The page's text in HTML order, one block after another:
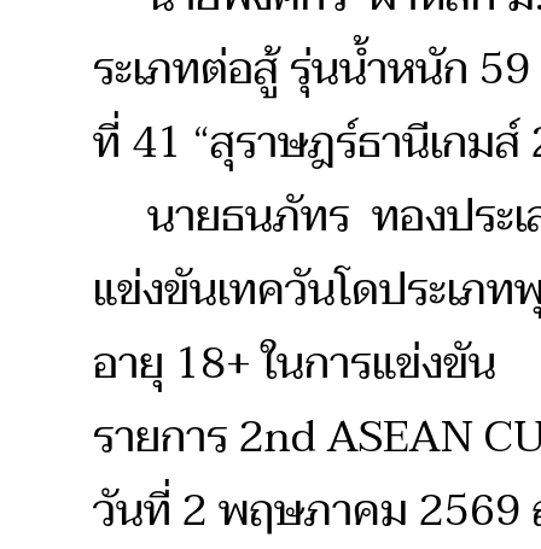
ระเภทต่อสู้ รุ่นน้ำหนัก
ที่ 41 “สุราษฎร์ธานีเกม
นายธนภัทร ทองประเ
แข่งขันเทควันโดประเภท
อายุ 18+ ในการแข่งขัน
รายการ 2nd ASEAN
วันที่ 2 พฤษภาคม 2569